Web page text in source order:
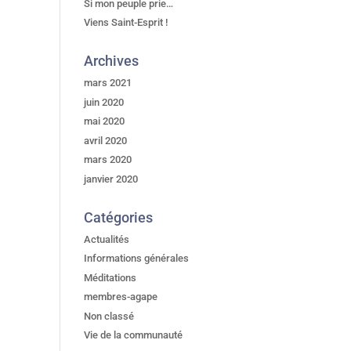
Si mon peuple prie…
Viens Saint-Esprit !
Archives
mars 2021
juin 2020
mai 2020
avril 2020
mars 2020
janvier 2020
Catégories
Actualités
Informations générales
Méditations
membres-agape
Non classé
Vie de la communauté